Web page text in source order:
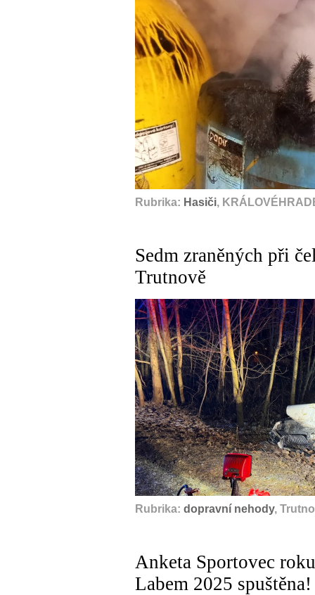
Rubrika: Hasiči,
Sedm zraněných při
Trutnově
Rubrika: dopravní nehody,
Anketa Sportovec
Labem 2025 spuštěna!